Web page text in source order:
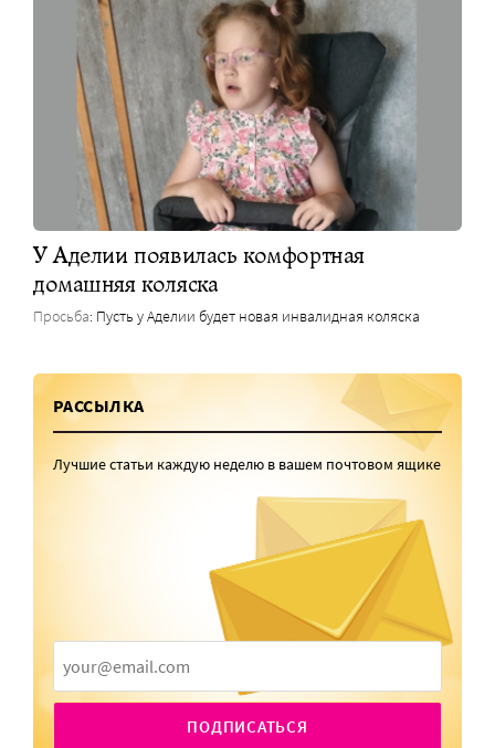
У Аделии появилась комфортная
домашняя коляска
Просьба: Пусть у Аделии будет новая инвалидная коляска
РАССЫЛКА
Лучшие статьи каждую неделю в вашем почтовом ящике
ПОДПИСАТЬСЯ